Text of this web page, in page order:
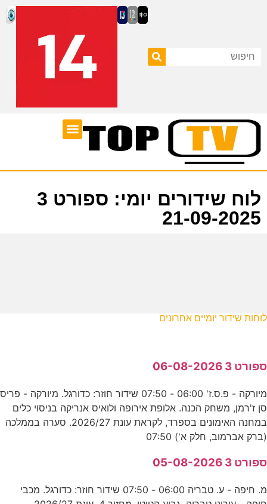
לוח שידורים יומי: ספורט 3
21-09-2025
לוחות שידור יומיים אחרונים
ספורט 3 06-08-2026
מיורקה - פ.ס.ז' 06:00 - 07:50 שידור חוזר: כדורגל. מיורקה - פריס
סן ז'רמן, משחק הכנה. אלופת אירופה ולואיס אנריקה בניסוי כלים
במחנה האימונים בספרד, לקראת עונת 2026/27. סערה בממלכה
(ברק אברמוב, חלק א') 07:50
ספורט 3 05-08-2026
מ. חיפה - ע. טבריה 06:00 - 07:50 שידור חוזר: כדורגל. מכבי